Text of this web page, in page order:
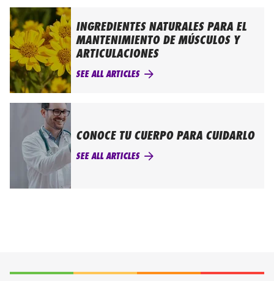
INGREDIENTES NATURALES PARA EL
MANTENIMIENTO DE MÚSCULOS Y
ARTICULACIONES
SEE ALL ARTICLES
CONOCE TU CUERPO PARA CUIDARLO
SEE ALL ARTICLES